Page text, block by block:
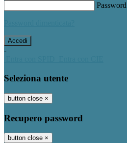
Password
-
Seleziona utente
button close ×
Recupero password
button close ×